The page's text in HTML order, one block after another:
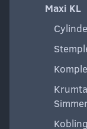
Maxi KL